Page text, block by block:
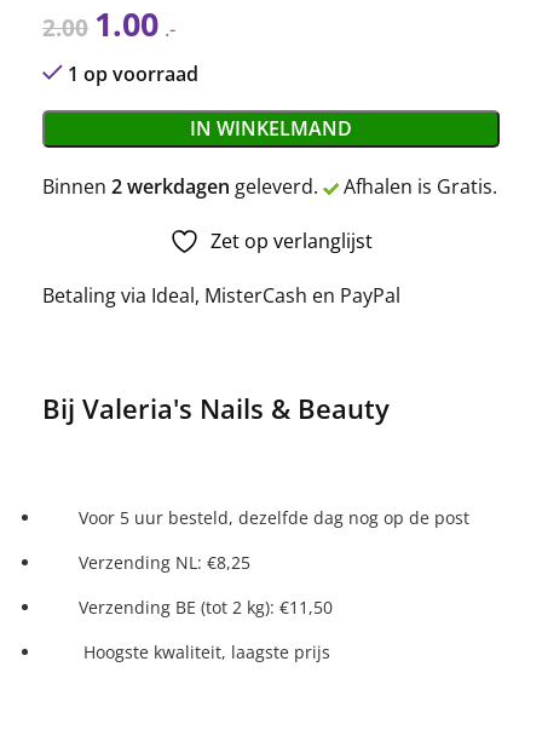
2.00 1.00 .-
1 op voorraad
IN WINKELMAND
Binnen 2 werkdagen geleverd. Afhalen is Gratis.
Zet op verlanglijst
Betaling via Ideal, MisterCash en PayPal
Bij Valeria's Nails & Beauty
Voor 5 uur besteld, dezelfde dag nog op de post
Verzending NL: €8,25
Verzending BE (tot 2 kg): €11,50
Hoogste kwaliteit, laagste prijs